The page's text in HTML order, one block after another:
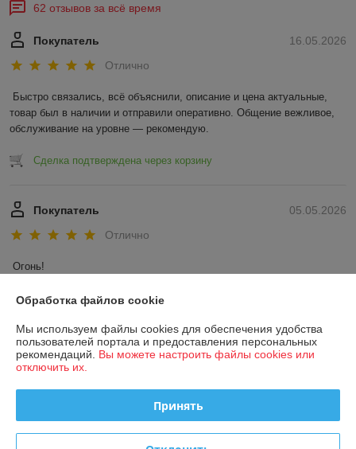
62 отзывов за всё время
16.05.2026
Покупатель
Отлично
Быстро связались, всё объяснили, описание и цена актуальные,
товар был в наличии и отправили оперативно. Общение вежливое,
обслуживание на уровне — рекомендую.
Сделка подтверждена через корзину
05.05.2026
Покупатель
Отлично
Огонь!
Сделка подтверждена через корзину
Показать все отзывы
О нас
Обработка файлов cookie
Мы используем файлы cookies для обеспечения удобства
пользователей портала и предоставления персональных
рекомендаций. Вы можете настроить файлы cookies или
отключить их.
Принять